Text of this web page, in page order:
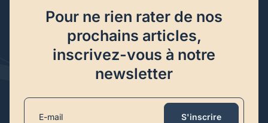
Pour ne rien rater de nos
prochains articles,
inscrivez-vous à notre
newsletter
S'inscrire